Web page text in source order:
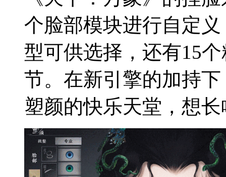
个脸部模块进行自定
型可供选择，还有15
节。在新引擎的加持
塑颜的快乐天堂，想